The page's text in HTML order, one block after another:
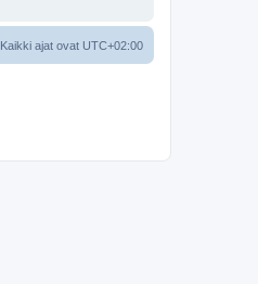
Kaikki ajat ovat UTC+02:00